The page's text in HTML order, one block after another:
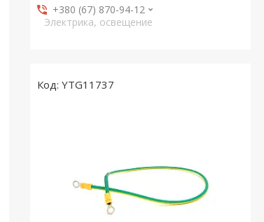
+380 (67) 870-94-12
Электрика, освещение
YTG11737